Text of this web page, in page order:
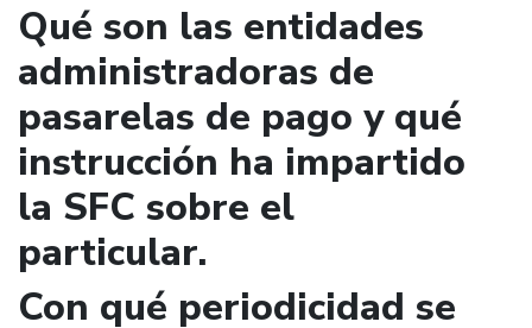
Qué son las entidades
administradoras de
pasarelas de pago y qué
instrucción ha impartido
la SFC sobre el
particular.
Con qué periodicidad se